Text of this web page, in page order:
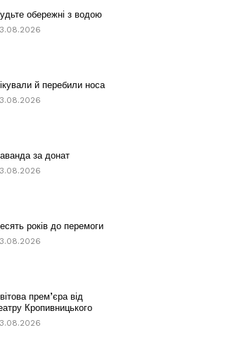
обережні з водою
й перебили носа
за донат
років до перемоги
прем’єра від
Кропивницького